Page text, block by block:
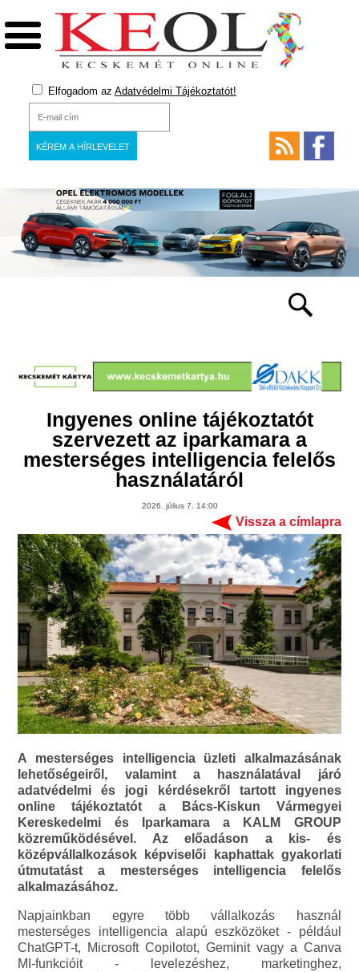
Elfogadom az Adatvédelmi Tájékoztatót!
Ingyenes online tájékoztatót
szervezett az iparkamara a
mesterséges intelligencia felelős
használatáról
2026. július 7. 14:00
Vissza a címlapra
A mesterséges intelligencia üzleti alkalmazásának
lehetőségeiről, valamint a használatával járó
adatvédelmi és jogi kérdésekről tartott ingyenes
online tájékoztatót a Bács-Kiskun Vármegyei
Kereskedelmi és Iparkamara a KALM GROUP
közreműködésével. Az előadáson a kis- és
középvállalkozások képviselői kaphattak gyakorlati
útmutatást a mesterséges intelligencia felelős
alkalmazásához.
Napjainkban egyre több vállalkozás használ
mesterséges intelligencia alapú eszközöket - például
ChatGPT-t, Microsoft Copilotot, Geminit vagy a Canva
MI-funkcióit - levelezéshez, marketinghez,